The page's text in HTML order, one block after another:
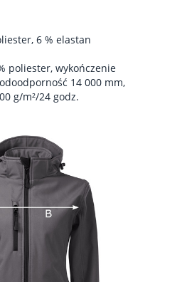
6 % elastan
poliester, wykończenie
14 000 mm,
g/m²/24 godz.